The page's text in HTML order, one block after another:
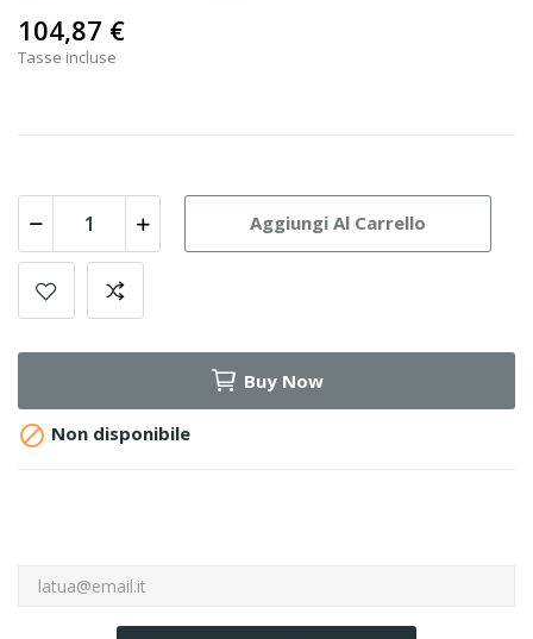
104,87 €
Tasse incluse
Aggiungi Al Carrello
Buy Now
 Non disponibile